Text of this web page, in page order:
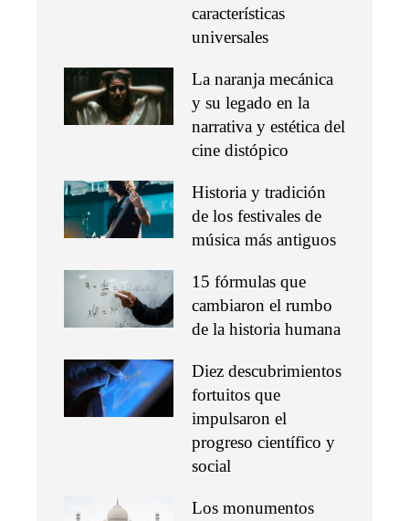
características
universales
La naranja mecánica
y su legado en la
narrativa y estética del
cine distópico
Historia y tradición
de los festivales de
música más antiguos
15 fórmulas que
cambiaron el rumbo
de la historia humana
Diez descubrimientos
fortuitos que
impulsaron el
progreso científico y
social
Los monumentos